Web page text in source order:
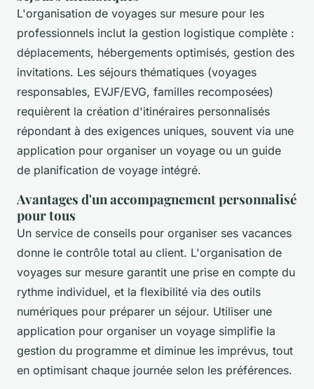
L'organisation de voyages sur mesure pour les
professionnels inclut la gestion logistique complète :
déplacements, hébergements optimisés, gestion des
invitations. Les séjours thématiques (voyages
responsables, EVJF/EVG, familles recomposées)
requièrent la création d'itinéraires personnalisés
répondant à des exigences uniques, souvent via une
application pour organiser un voyage ou un guide
de planification de voyage intégré.
Avantages d'un accompagnement personnalisé
pour tous
Un service de conseils pour organiser ses vacances
donne le contrôle total au client. L'organisation de
voyages sur mesure garantit une prise en compte du
rythme individuel, et la flexibilité via des outils
numériques pour préparer un séjour. Utiliser une
application pour organiser un voyage simplifie la
gestion du programme et diminue les imprévus, tout
en optimisant chaque journée selon les préférences.